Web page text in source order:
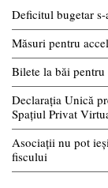
Deficitul bugetar
Măsuri pentru
Bilete la băi
Declarația Unică
Spațiul Privat
Asociații nu pot
fiscului